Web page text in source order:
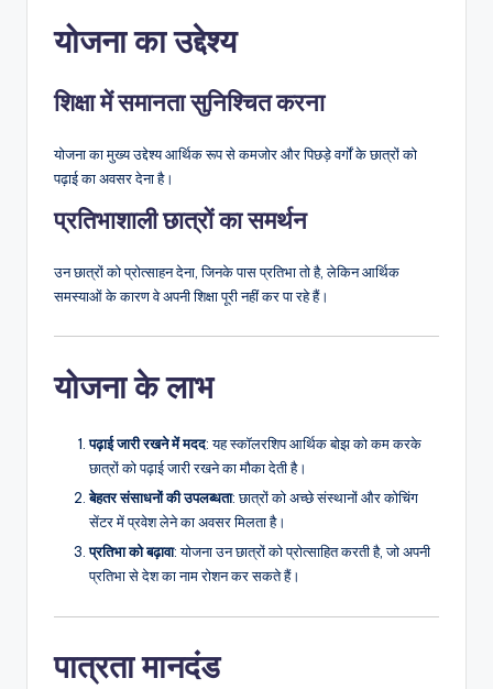
योजना का उद्देश्य
शिक्षा में समानता सुनिश्चित करना
योजना का मुख्य उद्देश्य आर्थिक रूप से कमजोर और पिछड़े वर्गों के छात्रों को
पढ़ाई का अवसर देना है।
प्रतिभाशाली छात्रों का समर्थन
उन छात्रों को प्रोत्साहन देना, जिनके पास प्रतिभा तो है, लेकिन आर्थिक
समस्याओं के कारण वे अपनी शिक्षा पूरी नहीं कर पा रहे हैं।
योजना के लाभ
पढ़ाई जारी रखने में मदद: यह स्कॉलरशिप आर्थिक बोझ को कम करके
छात्रों को पढ़ाई जारी रखने का मौका देती है।
बेहतर संसाधनों की उपलब्धता: छात्रों को अच्छे संस्थानों और कोचिंग
सेंटर में प्रवेश लेने का अवसर मिलता है।
प्रतिभा को बढ़ावा: योजना उन छात्रों को प्रोत्साहित करती है, जो अपनी
प्रतिभा से देश का नाम रोशन कर सकते हैं।
पात्रता मानदंड